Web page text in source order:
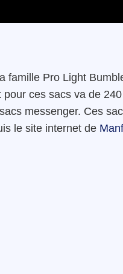
famille Pro Light
ces sacs va de
messenger. Ces
le site internet de